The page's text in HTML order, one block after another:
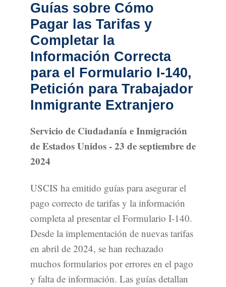
Guías sobre Cómo
Pagar las Tarifas y
Completar la
Información Correcta
para el Formulario I-140,
Petición para Trabajador
Inmigrante Extranjero
Servicio de Ciudadanía e Inmigración
de Estados Unidos - 23 de septiembre de
2024
USCIS ha emitido guías para asegurar el
pago correcto de tarifas y la información
completa al presentar el Formulario I-140.
Desde la implementación de nuevas tarifas
en abril de 2024, se han rechazado
muchos formularios por errores en el pago
y falta de información. Las guías detallan